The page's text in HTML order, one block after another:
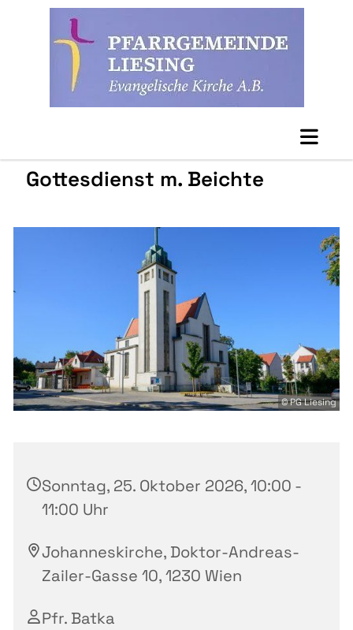
Gottesdienst m. Beichte
© PG Liesing
Sonntag, 25. Oktober 2026, 10:00 -
11:00 Uhr
Johanneskirche, Doktor-Andreas-
Zailer-Gasse 10, 1230 Wien
Pfr. Batka